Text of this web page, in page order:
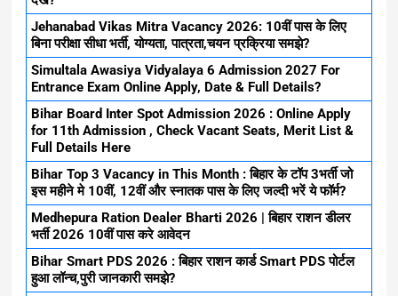
Jehanabad Vikas Mitra Vacancy 2026: 10वीं पास के लिए
बिना परीक्षा सीधा भर्ती, योग्यता, पात्रता,चयन प्रक्रिया समझे?
Simultala Awasiya Vidyalaya 6 Admission 2027 For
Entrance Exam Online Apply, Date & Full Details?
Bihar Board Inter Spot Admission 2026 : Online Apply
for 11th Admission , Check Vacant Seats, Merit List &
Full Details Here
Bihar Top 3 Vacancy in This Month : बिहार के टॉप 3भर्ती जो
इस महीने मे 10वीं, 12वीं और स्नातक पास के लिए जल्दी भरें ये फॉर्म?
Medhepura Ration Dealer Bharti 2026 | बिहार राशन डीलर
भर्ती 2026 10वीं पास करे आवेदन
Bihar Smart PDS 2026 : बिहार राशन कार्ड Smart PDS पोर्टल
हुआ लॉन्च,पुरी जानकारी समझे?